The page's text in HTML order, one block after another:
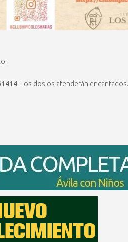
. Los dos os atenderán encantados.